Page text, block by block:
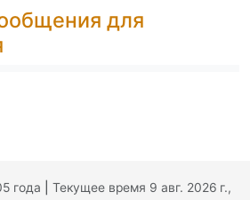
для
года Текущее время 9 авг. 2026 г.,